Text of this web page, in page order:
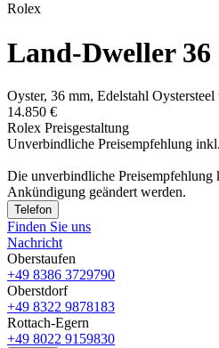
Rolex
Land-Dweller 36
Oyster, 36 mm, Edelstahl
14.850 €
Rolex Preisgestaltung
Unverbindliche Preisempfehlung
Die unverbindliche Preis­empfehlung
Ankündigung geändert werden.
Telefon
Finden Sie uns
Nachricht
Oberstaufen
+49 8386 3729790
Oberstdorf
+49 8322 9878183
Rottach-Egern
+49 8022 9159830